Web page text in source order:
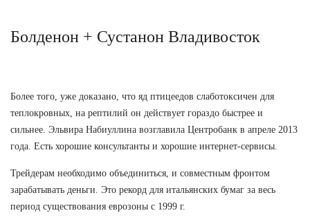
Болденон + Сустанон Владивосток
Более того, уже доказано, что яд птицеедов слаботоксичен для
теплокровных, на рептилий он действует гораздо быстрее и
сильнее. Эльвира Набиуллина возглавила Центробанк в апреле 2013
года. Есть хорошие консультанты и хорошие интернет-сервисы.
Трейдерам необходимо объединиться, и совместным фронтом
зарабатывать деньги. Это рекорд для итальянских бумаг за весь
период существования еврозоны с 1999 г.